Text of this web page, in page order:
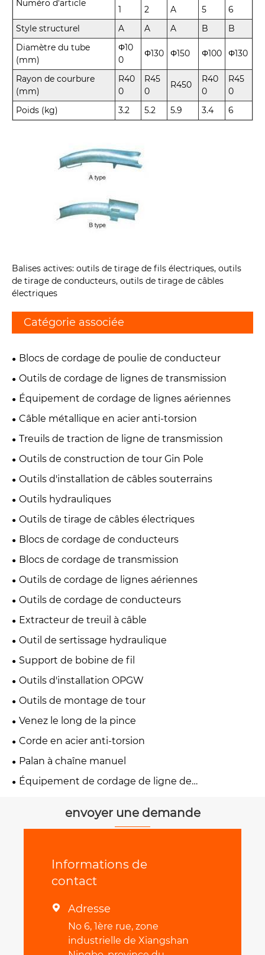
Numéro d'article
1
2
A
5
6
Style structurel
A A A B
B
Diamètre du tube
(mm)
Φ10
0
Φ130 Φ150 Φ100 Φ130
Rayon de courbure
(mm)
R40
0
R45
0
R450
R40
0
R45
0
Poids (kg)
3.2 5.2 5.9 3.4 6
Balises actives: outils de tirage de fils électriques, outils
de tirage de conducteurs, outils de tirage de câbles
électriques
Catégorie associée
Blocs de cordage de poulie de conducteur
Outils de cordage de lignes de transmission
Équipement de cordage de lignes aériennes
Câble métallique en acier anti-torsion
Treuils de traction de ligne de transmission
Outils de construction de tour Gin Pole
Outils d'installation de câbles souterrains
Outils hydrauliques
Outils de tirage de câbles électriques
Blocs de cordage de conducteurs
Blocs de cordage de transmission
Outils de cordage de lignes aériennes
Outils de cordage de conducteurs
Extracteur de treuil à câble
Outil de sertissage hydraulique
Support de bobine de fil
Outils d'installation OPGW
Outils de montage de tour
Venez le long de la pince
Corde en acier anti-torsion
Palan à chaîne manuel
Équipement de cordage de ligne de
envoyer une demande
Informations de
contact
 Adresse
No 6, 1ère rue, zone
industrielle de Xiangshan